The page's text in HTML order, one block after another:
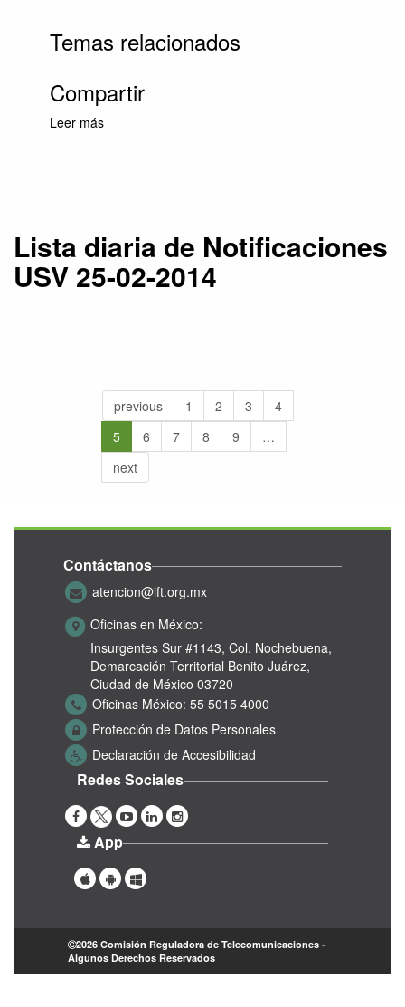
Temas relacionados
Compartir
Leer más
Lista diaria de Notificaciones
USV 25-02-2014
previous 1 2 3
4
5
6 7 8 9
…
next
Contáctanos
atencion@ift.org.mx
Oficinas en México:
Insurgentes Sur #1143, Col. Nochebuena,
Demarcación Territorial Benito Juárez,
Ciudad de México 03720
Oficinas México: 55 5015 4000
Protección de Datos Personales
Declaración de Accesibilidad
Redes Sociales
App
2026 Comisión Reguladora de Telecomunicaciones -
Algunos Derechos Reservados